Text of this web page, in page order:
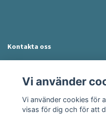
Kontakta oss
Sociala medier
Vi använder
Vi använder cookies för
visas för dig och för att